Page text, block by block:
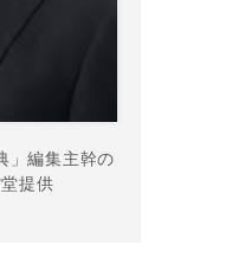
」編集主幹の
提供